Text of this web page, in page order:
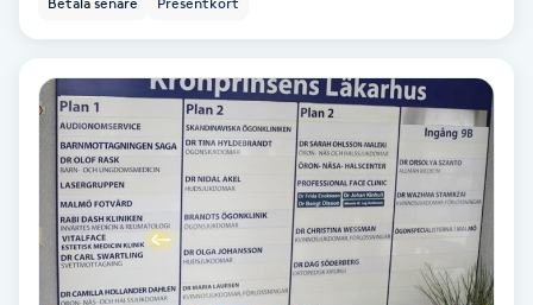
Babylights
Balayage
Bambumassage